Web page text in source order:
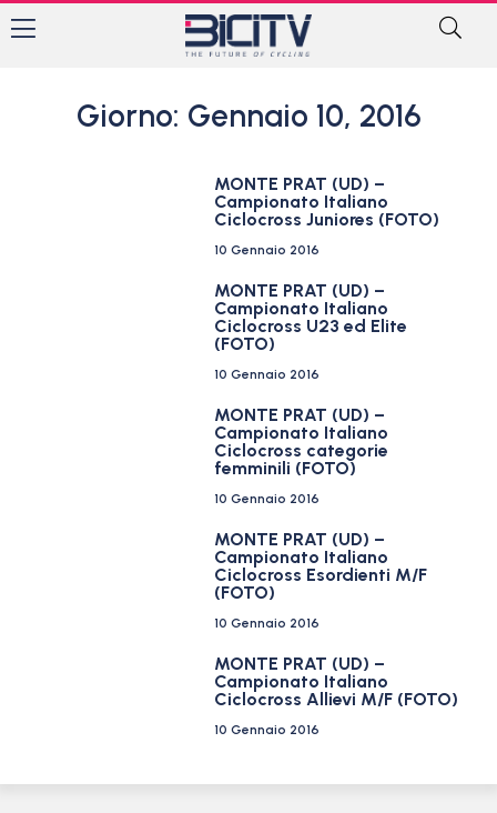
Giorno: Gennaio 10, 2016
MONTE PRAT (UD) –
Campionato Italiano
Ciclocross Juniores (FOTO)
10 Gennaio 2016
MONTE PRAT (UD) –
Campionato Italiano
Ciclocross U23 ed Elite
(FOTO)
10 Gennaio 2016
MONTE PRAT (UD) –
Campionato Italiano
Ciclocross categorie
femminili (FOTO)
10 Gennaio 2016
MONTE PRAT (UD) –
Campionato Italiano
Ciclocross Esordienti M/F
(FOTO)
10 Gennaio 2016
MONTE PRAT (UD) –
Campionato Italiano
Ciclocross Allievi M/F (FOTO)
10 Gennaio 2016